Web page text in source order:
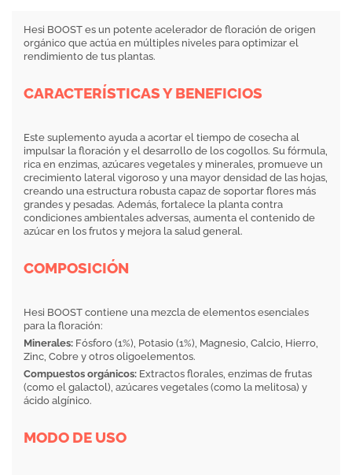
Hesi BOOST es un potente acelerador de floración de origen
orgánico que actúa en múltiples niveles para optimizar el
rendimiento de tus plantas.
CARACTERÍSTICAS Y BENEFICIOS
Este suplemento ayuda a acortar el tiempo de cosecha al
impulsar la floración y el desarrollo de los cogollos. Su fórmula,
rica en enzimas, azúcares vegetales y minerales, promueve un
crecimiento lateral vigoroso y una mayor densidad de las hojas,
creando una estructura robusta capaz de soportar flores más
grandes y pesadas. Además, fortalece la planta contra
condiciones ambientales adversas, aumenta el contenido de
azúcar en los frutos y mejora la salud general.
COMPOSICIÓN
Hesi BOOST contiene una mezcla de elementos esenciales
para la floración:
Minerales: Fósforo (1%), Potasio (1%), Magnesio, Calcio, Hierro,
Zinc, Cobre y otros oligoelementos.
Compuestos orgánicos: Extractos florales, enzimas de frutas
(como el galactol), azúcares vegetales (como la melitosa) y
ácido algínico.
MODO DE USO